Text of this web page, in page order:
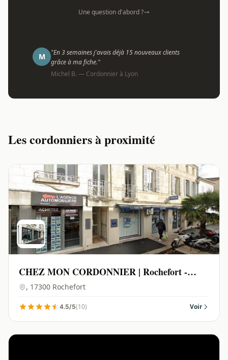
Une question d'abord ?
M
"En 3 semaines j'avais déjà 15 nouveaux clients
grâce à ma fiche."
Michel B. — Cordonnier à Lyon
Les cordonniers à proximité
CHEZ MON CORDONNIER | Rochefort -
17300
, 17300 Rochefort
4.5/5(10) Voir